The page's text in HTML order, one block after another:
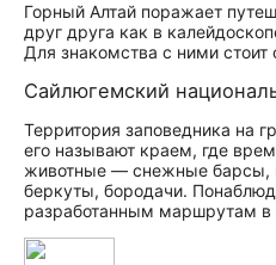
Горный Алтай поражает
друг друга как в
Для знакомства с ними стоит
Сайлюгемский
Территория заповедника на
его называют краем, где
животные — снежные барсы,
беркуты, бородачи.
разработанным маршрутам в